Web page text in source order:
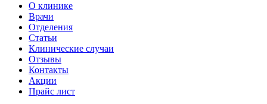
О клинике
Врачи
Отделения
Статьи
Клинические случаи
Отзывы
Контакты
Акции
Прайс лист